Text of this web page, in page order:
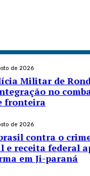
de 2026
Militar de
no
fronteira
de 2026
contra o
e receita federal
em Ji-paraná